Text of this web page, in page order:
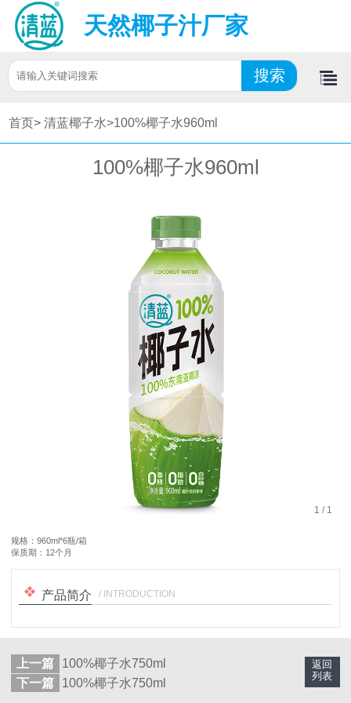
天然椰子汁厂家
首页> 清蓝椰子水>100%椰子水960ml
100%椰子水960ml
1 / 1
规格：960ml*6瓶/箱
保质期：12个月
产品简介 / INTRODUCTION
返回
列表
上一篇
100%椰子水750ml
下一篇
100%椰子水750ml